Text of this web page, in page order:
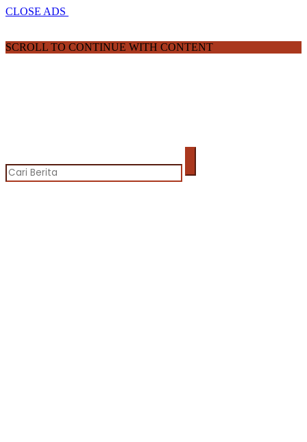
CLOSE ADS
SCROLL TO CONTINUE WITH CONTENT